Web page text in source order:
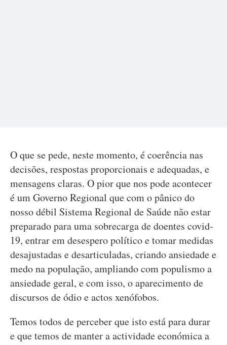
O que se pede, neste momento, é coerência nas
decisões, respostas proporcionais e adequadas, e
mensagens claras. O pior que nos pode acontecer
é um Governo Regional que com o pânico do
nosso débil Sistema Regional de Saúde não estar
preparado para uma sobrecarga de doentes covid-
19, entrar em desespero político e tomar medidas
desajustadas e desarticuladas, criando ansiedade e
medo na população, ampliando com populismo a
ansiedade geral, e com isso, o aparecimento de
discursos de ódio e actos xenófobos.
Temos todos de perceber que isto está para durar
e que temos de manter a actividade económica a